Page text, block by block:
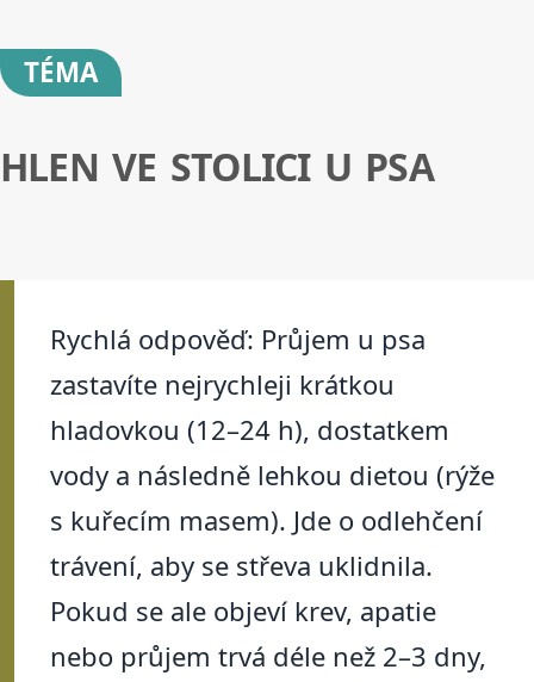
TÉMA
HLEN VE STOLICI U PSA
Rychlá odpověď: Průjem u psa
zastavíte nejrychleji krátkou
hladovkou (12–24 h), dostatkem
vody a následně lehkou dietou (rýže
s kuřecím masem). Jde o odlehčení
trávení, aby se střeva uklidnila.
Pokud se ale objeví krev, apatie
nebo průjem trvá déle než 2–3 dny,